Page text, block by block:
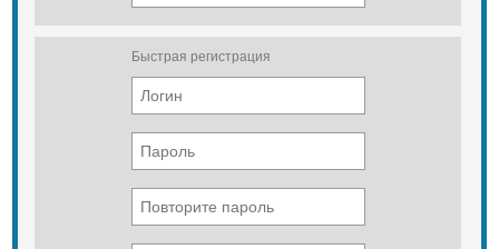
Быстрая регистрация